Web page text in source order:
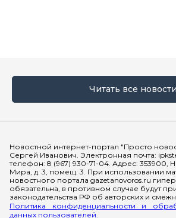
Читать все новости
Новостной интернет-портал "Просто
Сергей Иванович. Электронная почта:
телефон: 8 (967) 930-71-04. Адрес: 353900,
Мира, д. 3, помещ. 3. При использовании
новостного портала gazetanovoros.ru
обязательна, в противном случае будут
законодательства РФ об авторских и
Политика конфиденциальности и
данных пользователей.